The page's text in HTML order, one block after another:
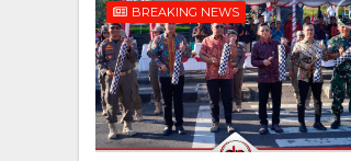
BREAKING NEWS